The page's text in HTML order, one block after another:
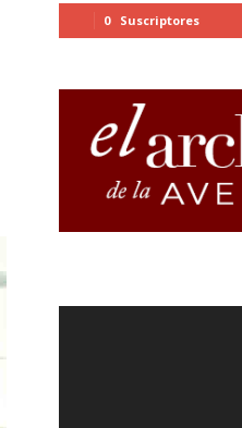
0 Suscriptores